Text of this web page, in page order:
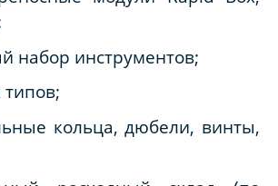
набор инструментов;
кольца, дюбели, винты,